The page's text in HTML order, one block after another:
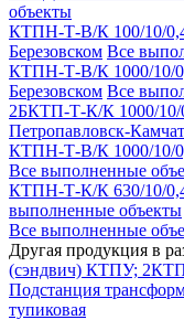
объекты
КТПН-Т-В/К 100/10/0,4
Березовском Все
КТПН-Т-В/К 1000/10/
Березовском Все
2БКТП-Т-К/К 1000/10/
Петропавловск-
КТПН-Т-В/К 1000/10/
Все выполненные
КТПН-Т-К/К 630/10/
выполненные объекты
Все выполненные
Другая продукция в
(сэндвич) КТПУ;
Подстанция
тупиковая